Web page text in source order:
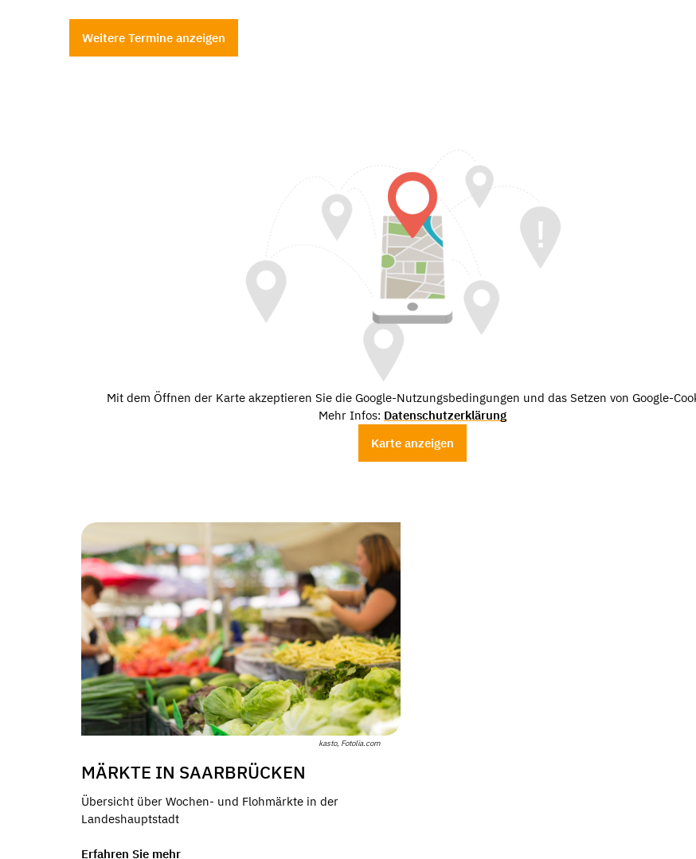
Weitere Termine anzeigen
Mit dem Öffnen der Karte akzeptieren Sie die Google-Nutzungsbedingungen und das Setzen von Google-
Mehr Infos: Datenschutzerklärung
Karte anzeigen
kasto, Fotolia.com
MÄRKTE IN SAARBRÜCKEN
Übersicht über Wochen- und Flohmärkte in der
Landeshauptstadt
Erfahren Sie mehr